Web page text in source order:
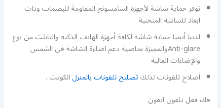
نوفر حماية شاشة لأجهزة السامسونج المقاومة للبصمات وذات
ابعاد للشاشة المنحنية
لدينا أيضا حماية شاشة لكافة أجهزة الهاتف الذكية والتابلت من نوع
Anti-glareوالمميزة بخاصية دعم اضاءة الشاشة في الشمس
والإضاءات العالية
أصلاح تلفونات لذلكتصليح تلفونات بالمنزلالكويت .
فك قفل تلفون ايفون